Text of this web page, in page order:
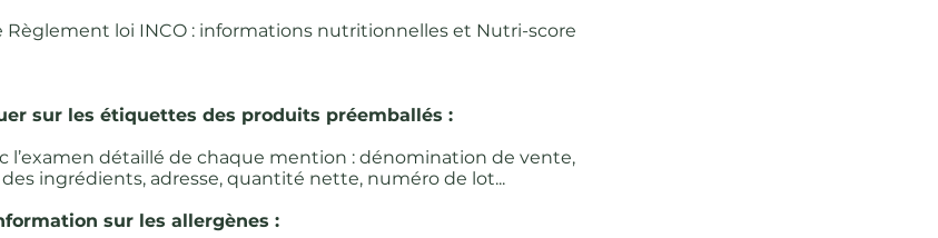
loi INCO : informations nutritionnelles et Nutri-score
sur les étiquettes des produits préemballés :
l’examen détaillé de chaque mention : dénomination de vente,
ingrédients, adresse, quantité nette, numéro de lot...
sur les allergènes :